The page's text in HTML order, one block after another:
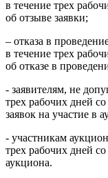
в течение трех
об отзыве заявки;
– отказа в
в течение трех
об отказе в
- заявителям, не
трех рабочих дней
заявок на участие в
- участникам
трех рабочих дней
аукциона.